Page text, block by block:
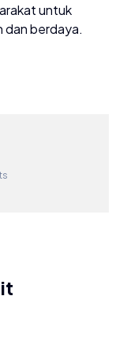
untuk
dan berdaya.